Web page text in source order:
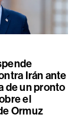
Irán ante
de un pronto
el
Ormuz